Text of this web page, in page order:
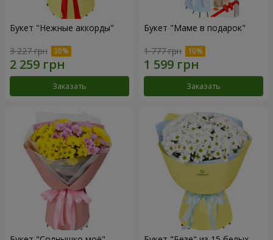
Букет "Нежные аккорды"
3 227 грн
Заказать
Букет "Маме в подарок"
1 777 грн
Заказать